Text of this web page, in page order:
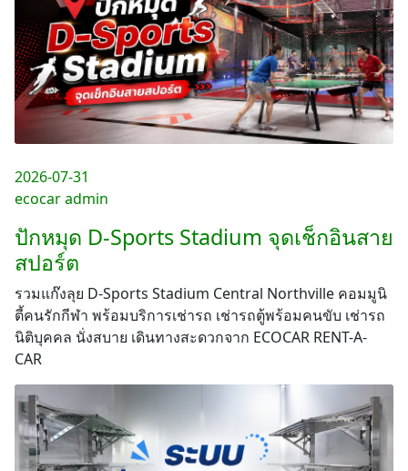
2026-07-31
ecocar admin
ปักหมุด D-Sports Stadium จุดเช็กอินสาย
สปอร์ต
รวมแก๊งลุย D-Sports Stadium Central Northville คอมมูนิ
ตี้คนรักกีฬา พร้อมบริการเช่ารถ เช่ารถตู้พร้อมคนขับ เช่ารถ
นิติบุคคล นั่งสบาย เดินทางสะดวกจาก ECOCAR RENT-A-
CAR